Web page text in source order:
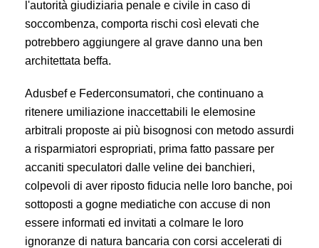
l'autorità giudiziaria penale e civile in caso di
soccombenza, comporta rischi così elevati che
potrebbero aggiungere al grave danno una ben
architettata beffa.
Adusbef e Federconsumatori, che continuano a
ritenere umiliazione inaccettabili le elemosine
arbitrali proposte ai più bisognosi con metodo assurdi
a risparmiatori espropriati, prima fatto passare per
accaniti speculatori dalle veline dei banchieri,
colpevoli di aver riposto fiducia nelle loro banche, poi
sottoposti a gogne mediatiche con accuse di non
essere informati ed invitati a colmare le loro
ignoranze di natura bancaria con corsi accelerati di